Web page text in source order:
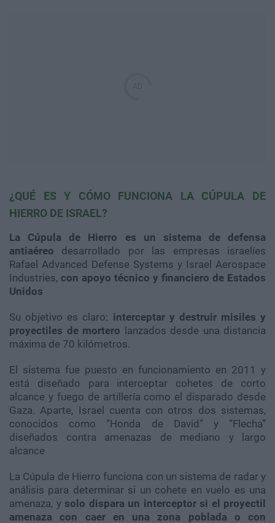
¿QUÉ ES Y CÓMO FUNCIONA LA CÚPULA DE
HIERRO DE ISRAEL?
La Cúpula de Hierro es un sistema de defensa
antiaéreo desarrollado por las empresas israelíes
Rafael Advanced Defense Systems y Israel Aerospace
Industries, con apoyo técnico y financiero de Estados
Unidos
Su objetivo es claro: interceptar y destruir misiles y
proyectiles de mortero lanzados desde una distancia
máxima de 70 kilómetros.
El sistema fue puesto en funcionamiento en 2011 y
está diseñado para interceptar cohetes de corto
alcance y fuego de artillería como el disparado desde
Gaza. Aparte, Israel cuenta con otros dos sistemas,
conocidos como “Honda de David” y “Flecha”
diseñados contra amenazas de mediano y largo
alcance
La Cúpula de Hierro funciona con un sistema de radar y
análisis para determinar si un cohete en vuelo es una
amenaza, y solo dispara un interceptor si el proyectil
amenaza con caer en una zona poblada o con